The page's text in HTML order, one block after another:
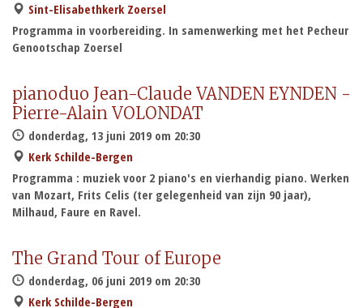
Sint-Elisabethkerk Zoersel
Programma in voorbereiding. In samenwerking met het Pecheur
Genootschap Zoersel
pianoduo Jean-Claude VANDEN EYNDEN -
Pierre-Alain VOLONDAT
donderdag, 13 juni 2019 om 20:30
Kerk Schilde-Bergen
Programma : muziek voor 2 piano's en vierhandig piano. Werken
van Mozart, Frits Celis (ter gelegenheid van zijn 90 jaar),
Milhaud, Faure en Ravel.
The Grand Tour of Europe
donderdag, 06 juni 2019 om 20:30
Kerk Schilde-Bergen